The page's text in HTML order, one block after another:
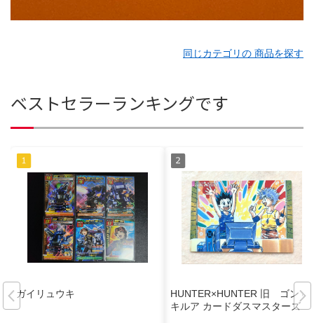
同じカテゴリの 商品を探す
ベストセラーランキングです
ガイリュウキ
HUNTER×HUNTER 旧 ゴン &
キルア カードダスマスターズ